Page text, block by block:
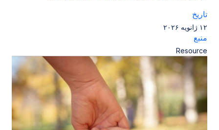
تاریخ
۱۲ ژانویه ۲۰۲۶
منبع
Resource